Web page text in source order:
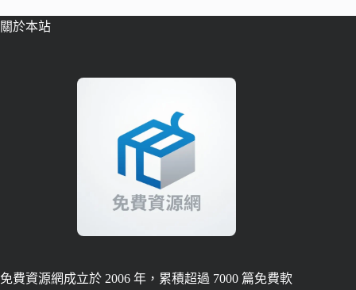
關於本站
免費資源網成立於 2006 年，累積超過 7000 篇免費軟